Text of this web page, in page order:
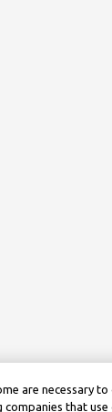
are necessary
that